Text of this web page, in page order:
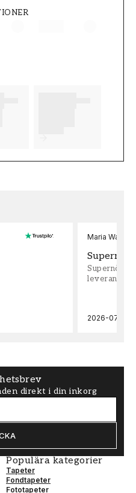
Maria
leveran,
2026-07-22
direkt i din inkorg
Populära kategorier
Tapeter
Fondtapeter
Fototapeter